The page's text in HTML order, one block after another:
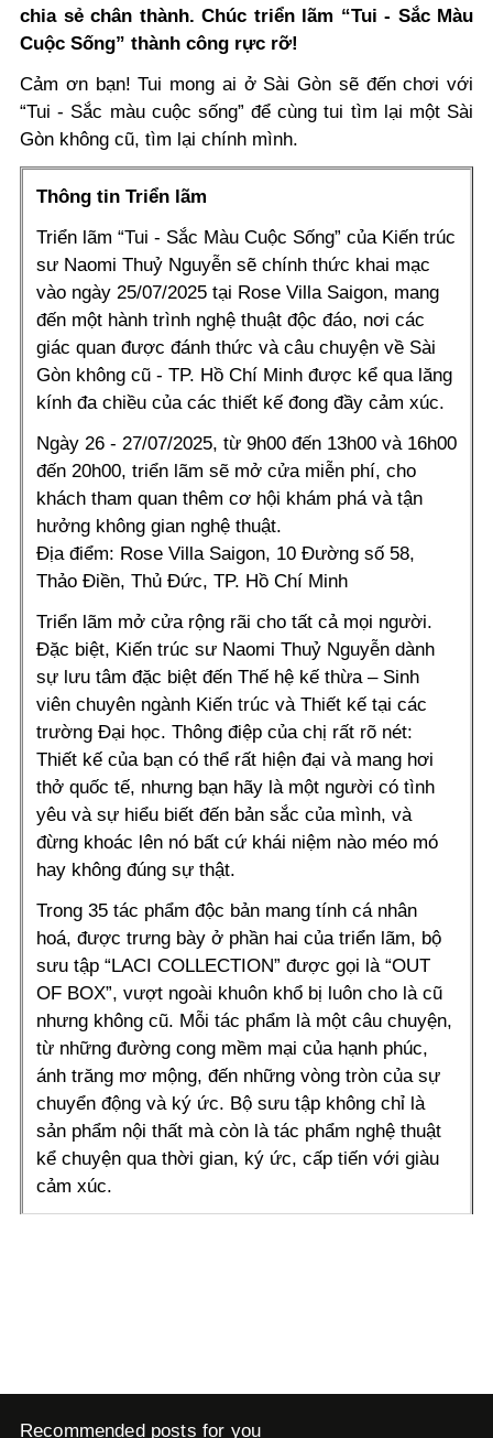
chia sẻ chân thành. Chúc triển lãm “Tui - Sắc Màu
Cuộc Sống” thành công rực rỡ!
Cảm ơn bạn! Tui mong ai ở Sài Gòn sẽ đến chơi với
“Tui - Sắc màu cuộc sống” để cùng tui tìm lại một Sài
Gòn không cũ, tìm lại chính mình.
Thông tin Triển lãm
Triển lãm “Tui - Sắc Màu Cuộc Sống” của Kiến trúc
sư Naomi Thuỷ Nguyễn sẽ chính thức khai mạc
vào ngày 25/07/2025 tại Rose Villa Saigon, mang
đến một hành trình nghệ thuật độc đáo, nơi các
giác quan được đánh thức và câu chuyện về Sài
Gòn không cũ - TP. Hồ Chí Minh được kể qua lăng
kính đa chiều của các thiết kế đong đầy cảm xúc.
Ngày 26 - 27/07/2025, từ 9h00 đến 13h00 và 16h00
đến 20h00, triển lãm sẽ mở cửa miễn phí, cho
khách tham quan thêm cơ hội khám phá và tận
hưởng không gian nghệ thuật.
Địa điểm: Rose Villa Saigon, 10 Đường số 58,
Thảo Điền, Thủ Đức, TP. Hồ Chí Minh
Triển lãm mở cửa rộng rãi cho tất cả mọi người.
Đặc biệt, Kiến trúc sư Naomi Thuỷ Nguyễn dành
sự lưu tâm đặc biệt đến Thế hệ kế thừa – Sinh
viên chuyên ngành Kiến trúc và Thiết kế tại các
trường Đại học. Thông điệp của chị rất rõ nét:
Thiết kế của bạn có thể rất hiện đại và mang hơi
thở quốc tế, nhưng bạn hãy là một người có tình
yêu và sự hiểu biết đến bản sắc của mình, và
đừng khoác lên nó bất cứ khái niệm nào méo mó
hay không đúng sự thật.
Trong 35 tác phẩm độc bản mang tính cá nhân
hoá, được trưng bày ở phần hai của triển lãm, bộ
sưu tập “LACI COLLECTION” được gọi là “OUT
OF BOX”, vượt ngoài khuôn khổ bị luôn cho là cũ
nhưng không cũ. Mỗi tác phẩm là một câu chuyện,
từ những đường cong mềm mại của hạnh phúc,
ánh trăng mơ mộng, đến những vòng tròn của sự
chuyển động và ký ức. Bộ sưu tập không chỉ là
sản phẩm nội thất mà còn là tác phẩm nghệ thuật
kể chuyện qua thời gian, ký ức, cấp tiến với giàu
cảm xúc.
Recommended posts for you